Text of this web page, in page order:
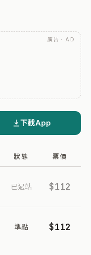
廣告 · AD
下載App
狀態 票價
已過站 $112
準點 $112